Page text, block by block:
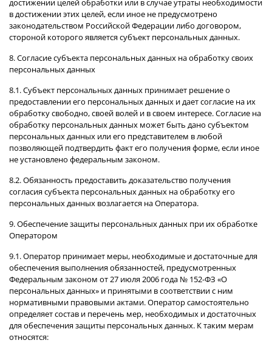
достижении целей обработки или в случае утраты необходимости
в достижении этих целей, если иное не предусмотрено
законодательством Российской Федерации либо договором,
стороной которого является субъект персональных данных.
8. Согласие субъекта персональных данных на обработку своих
персональных данных
8.1. Субъект персональных данных принимает решение о
предоставлении его персональных данных и дает согласие на их
обработку свободно, своей волей и в своем интересе. Согласие на
обработку персональных данных может быть дано субъектом
персональных данных или его представителем в любой
позволяющей подтвердить факт его получения форме, если иное
не установлено федеральным законом.
8.2. Обязанность предоставить доказательство получения
согласия субъекта персональных данных на обработку его
персональных данных возлагается на Оператора.
9. Обеспечение защиты персональных данных при их обработке
Оператором
9.1. Оператор принимает меры, необходимые и достаточные для
обеспечения выполнения обязанностей, предусмотренных
Федеральным законом от 27 июля 2006 года № 152-ФЗ «О
персональных данных» и принятыми в соответствии с ним
нормативными правовыми актами. Оператор самостоятельно
определяет состав и перечень мер, необходимых и достаточных
для обеспечения защиты персональных данных. К таким мерам
относятся: